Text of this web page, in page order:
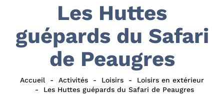
Les Huttes
guépards du Safari
de Peaugres
Accueil Activités Loisirs
Loisirs en extérieur
Les Huttes guépards du Safari de Peaugres